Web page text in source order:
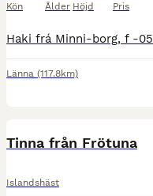
Kön Ålder Höjd Pris
Länna (117.8km)
Tinna från Frötuna
Islandshäst